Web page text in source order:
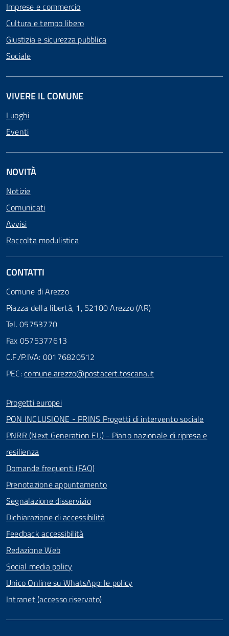
Imprese e commercio
Cultura e tempo libero
Giustizia e sicurezza pubblica
Sociale
VIVERE IL COMUNE
Luoghi
Eventi
NOVITÀ
Notizie
Comunicati
Avvisi
Raccolta modulistica
CONTATTI
Comune di Arezzo
Piazza della libertà, 1, 52100 Arezzo (AR)
Tel. 05753770
Fax 0575377613
C.F./P.IVA: 00176820512
PEC:comune.arezzo@postacert.toscana.it
Progetti europei
PON INCLUSIONE - PRINS Progetti di intervento sociale
PNRR (Next Generation EU) - Piano nazionale di ripresa e
resilienza
Domande frequenti (FAQ)
Prenotazione appuntamento
Segnalazione disservizio
Dichiarazione di accessibilità
Feedback accessibilità
Redazione Web
Social media policy
Unico Online su WhatsApp: le policy
Intranet (accesso riservato)